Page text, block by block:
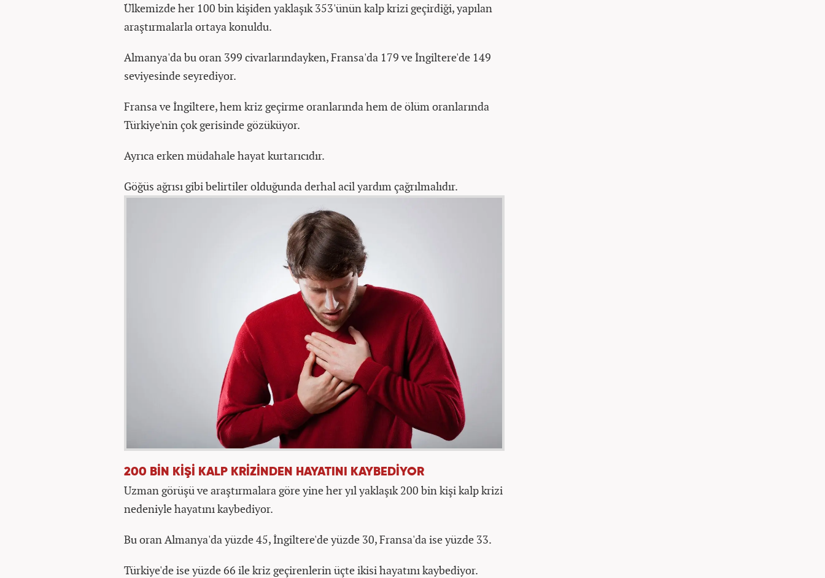
Ülkemizde her 100 bin kişiden yaklaşık 353'ünün kalp krizi geçirdiği, yapılan
araştırmalarla ortaya konuldu.
Almanya'da bu oran 399 civarlarındayken, Fransa'da 179 ve İngiltere'de 149
seviyesinde seyrediyor.
Fransa ve İngiltere, hem kriz geçirme oranlarında hem de ölüm oranlarında
Türkiye'nin çok gerisinde gözüküyor.
Ayrıca erken müdahale hayat kurtarıcıdır.
Göğüs ağrısı gibi belirtiler olduğunda derhal acil yardım çağrılmalıdır.
200 BİN KİŞİ KALP KRİZİNDEN HAYATINI KAYBEDİYOR
Uzman görüşü ve araştırmalara göre yine her yıl yaklaşık 200 bin kişi kalp krizi
nedeniyle hayatını kaybediyor.
Bu oran Almanya'da yüzde 45, İngiltere'de yüzde 30, Fransa'da ise yüzde 33.
Türkiye'de ise yüzde 66 ile kriz geçirenlerin üçte ikisi hayatını kaybediyor.